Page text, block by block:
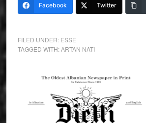
Facebook Twitter
FILED UNDER: ESSE
TAGGED WITH:ARTAN NATI